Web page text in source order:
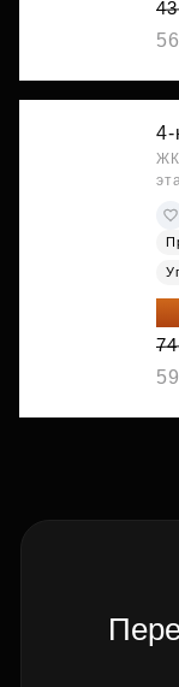
4-
ЖК